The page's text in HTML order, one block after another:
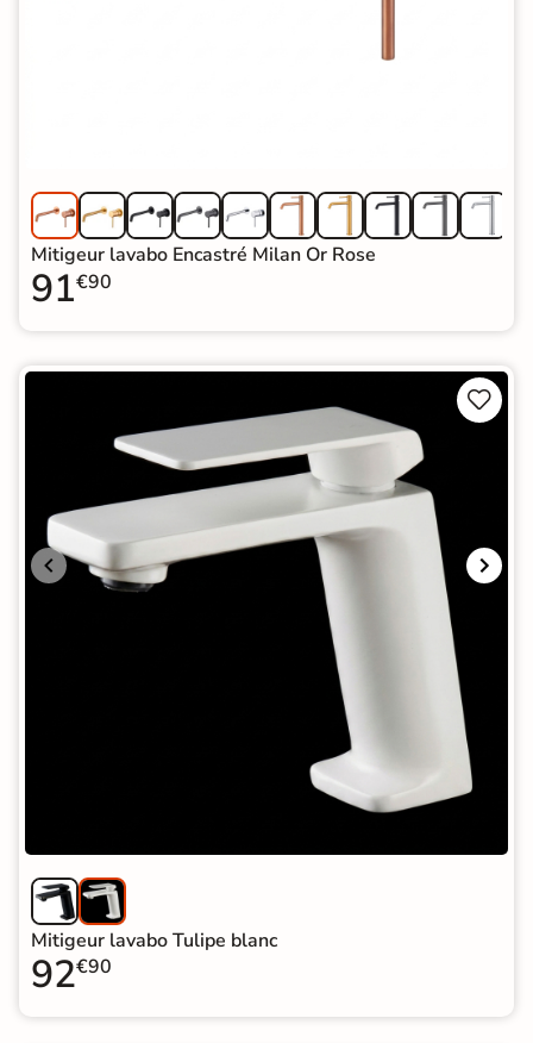
Mitigeur lavabo Encastré Milan Or Rose
91€90


Mitigeur lavabo Tulipe blanc
92€90